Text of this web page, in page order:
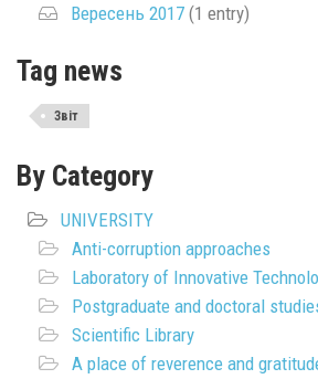
Вересень 2017 (1 entry)
Tag news
Звіт
By Category
UNIVERSITY
Anti-corruption approaches
Laboratory of Innovative
Postgraduate and doctoral
Scientific Library
A place of reverence and